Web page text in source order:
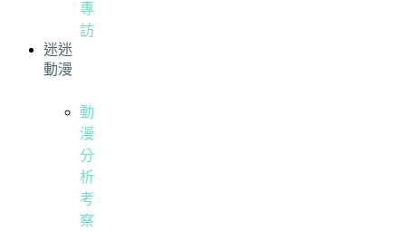
專
訪
迷迷
動漫
動
漫
分
析
考
察